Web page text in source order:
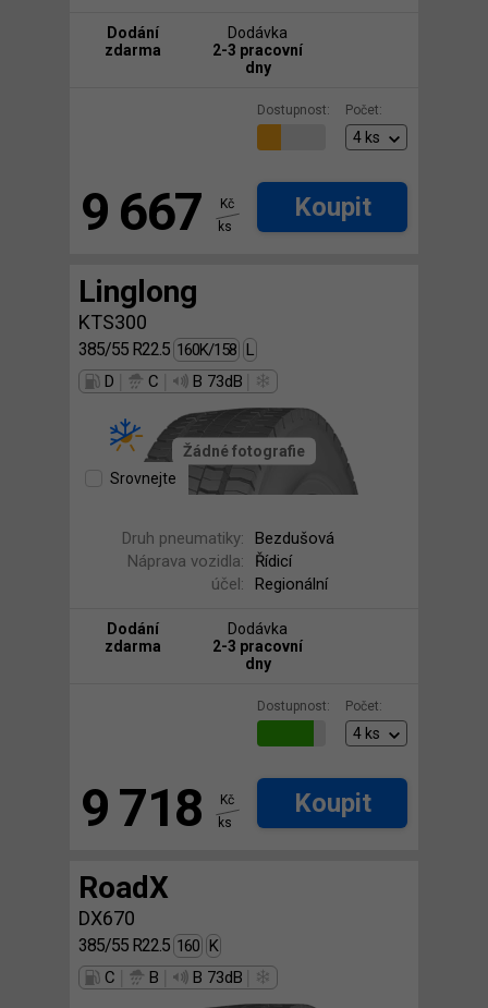
Dodání
zdarma
Dodávka
2-3 pracovní
dny
Dostupnost: Počet:
9 667
Kč
ks
Koupit
Linglong
KTS300
385/55 R22.5 160K/158 L
D
C B 73dB
Žádné fotografie
Srovnejte
Druh pneumatiky:
Bezdušová
Náprava vozidla:
Řídicí
účel:
Regionální
Dodání
zdarma
Dodávka
2-3 pracovní
dny
Dostupnost: Počet:
9 718
Kč
ks
Koupit
RoadX
DX670
385/55 R22.5 160 K
C
B B 73dB